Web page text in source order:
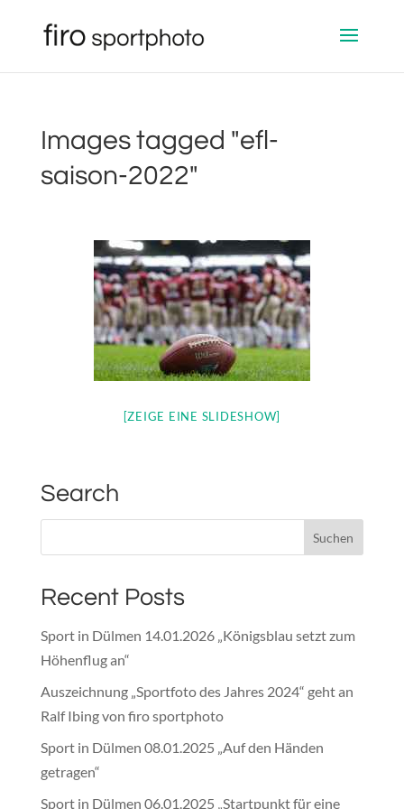
Images tagged "efl-
saison-2022"
[ZEIGE EINE SLIDESHOW]
Search
Recent Posts
Sport in Dülmen 14.01.2026 „Königsblau setzt zum
Höhenflug an“
Auszeichnung „Sportfoto des Jahres 2024“ geht an
Ralf Ibing von firo sportphoto
Sport in Dülmen 08.01.2025 „Auf den Händen
getragen“
Sport in Dülmen 06.01.2025 „Startpunkt für eine